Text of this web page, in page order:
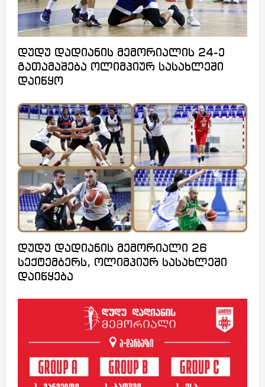
დუდუ დადიანის მემორიალის 24-ე
გათამაშება ოლიმპიურ სასახლეში
დაიწყო
დუდუ დადიანის მემორიალი 26
სექტემბერს, ოლიმპიურ სასახლეში
დაიწყება